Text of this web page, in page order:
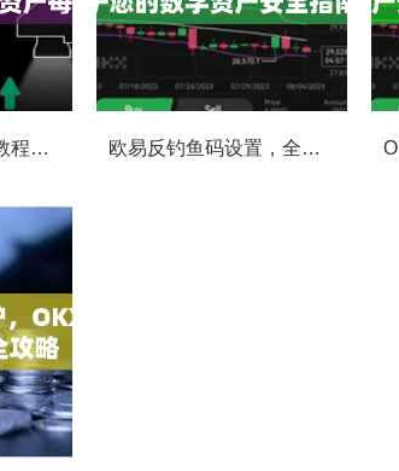
OKX资金密码修改教程，安全升级，守护数字资产每一步 欧易反钓鱼码设置，全面守护您的数字资产安全指南